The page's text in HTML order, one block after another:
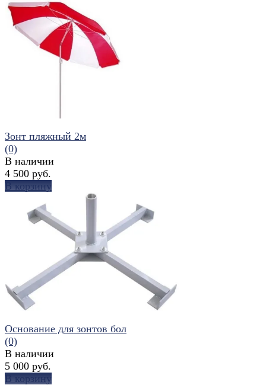
избранное сравнить
сравнить
Зонт пляжный 2м
(0)
В наличии
4 500 руб.
В корзину
Основание для зонтов бол
(0)
В наличии
5 000 руб.
В корзину